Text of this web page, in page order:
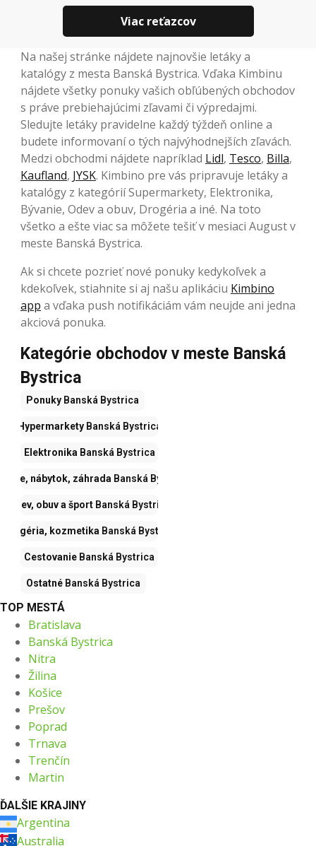
Viac reťazcov
Na našej stránke nájdete najnovšie letáky a
katalógy z mesta Banská Bystrica. Vďaka Kimbinu
nájdete všetky ponuky vašich obľúbených obchodov
s práve prebiehajúcimi zľavami či výpredajmi.
Sledujte letáky pravidelne každý týždeň online a
budete informovaní o tých najvýhodnejších zľavách.
Medzi obchodmi nájdete napríklad Lidl, Tesco, Billa,
Kaufland, JYSK. Kimbino pre vás pripravuje letáky a
katalógy z kategórií Supermarkety, Elektronika,
Bývanie, Odev a obuv, Drogéria a iné. Na toto
všetko a ešte viac sa môžete tešiť v mesiaci August v
meste Banská Bystrica.
Ak si chcete pozrieť nové ponuky kedykoľvek a
kdekoľvek, stiahnite si aj našu aplikáciu Kimbino
app a vďaka push notifikáciám vám neujde ani jedna
akciová ponuka.
Kategórie obchodov v meste Banská
Bystrica
Ponuky Banská Bystrica
HypermarketyBanská Bystrica
Elektronika Banská Bystrica
nábytok, záhrada Banská Bystrica
Odev, obuv a šport Banská Bystrica
Drogéria, kozmetika Banská Bystrica
Cestovanie Banská Bystrica
Ostatné Banská Bystrica
TOP MESTÁ
Bratislava
Banská Bystrica
Nitra
Žilina
Košice
Prešov
Poprad
Trnava
Trenčín
Martin
ĎALŠIE KRAJINY
Argentina
Australia